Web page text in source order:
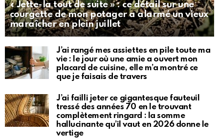
« Jette-la tout de suite » : ce détail sur une
courgette de mon potager a alarmé un vieux
maraîcher en plein juillet
J’ai rangé mes assiettes en pile toute ma
vie : le jour où une amie a ouvert mon
placard de cuisine, elle m’a montré ce
que je faisais de travers
J’ai failli jeter ce gigantesque fauteuil
tressé des années 70 en le trouvant
complètement ringard : la somme
hallucinante qu’il vaut en 2026 donne le
vertige